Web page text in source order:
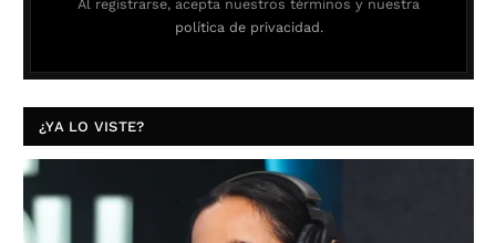
Al registrarse, acepta nuestros términos y nuestra
política de privacidad.
¿YA LO VISTE?